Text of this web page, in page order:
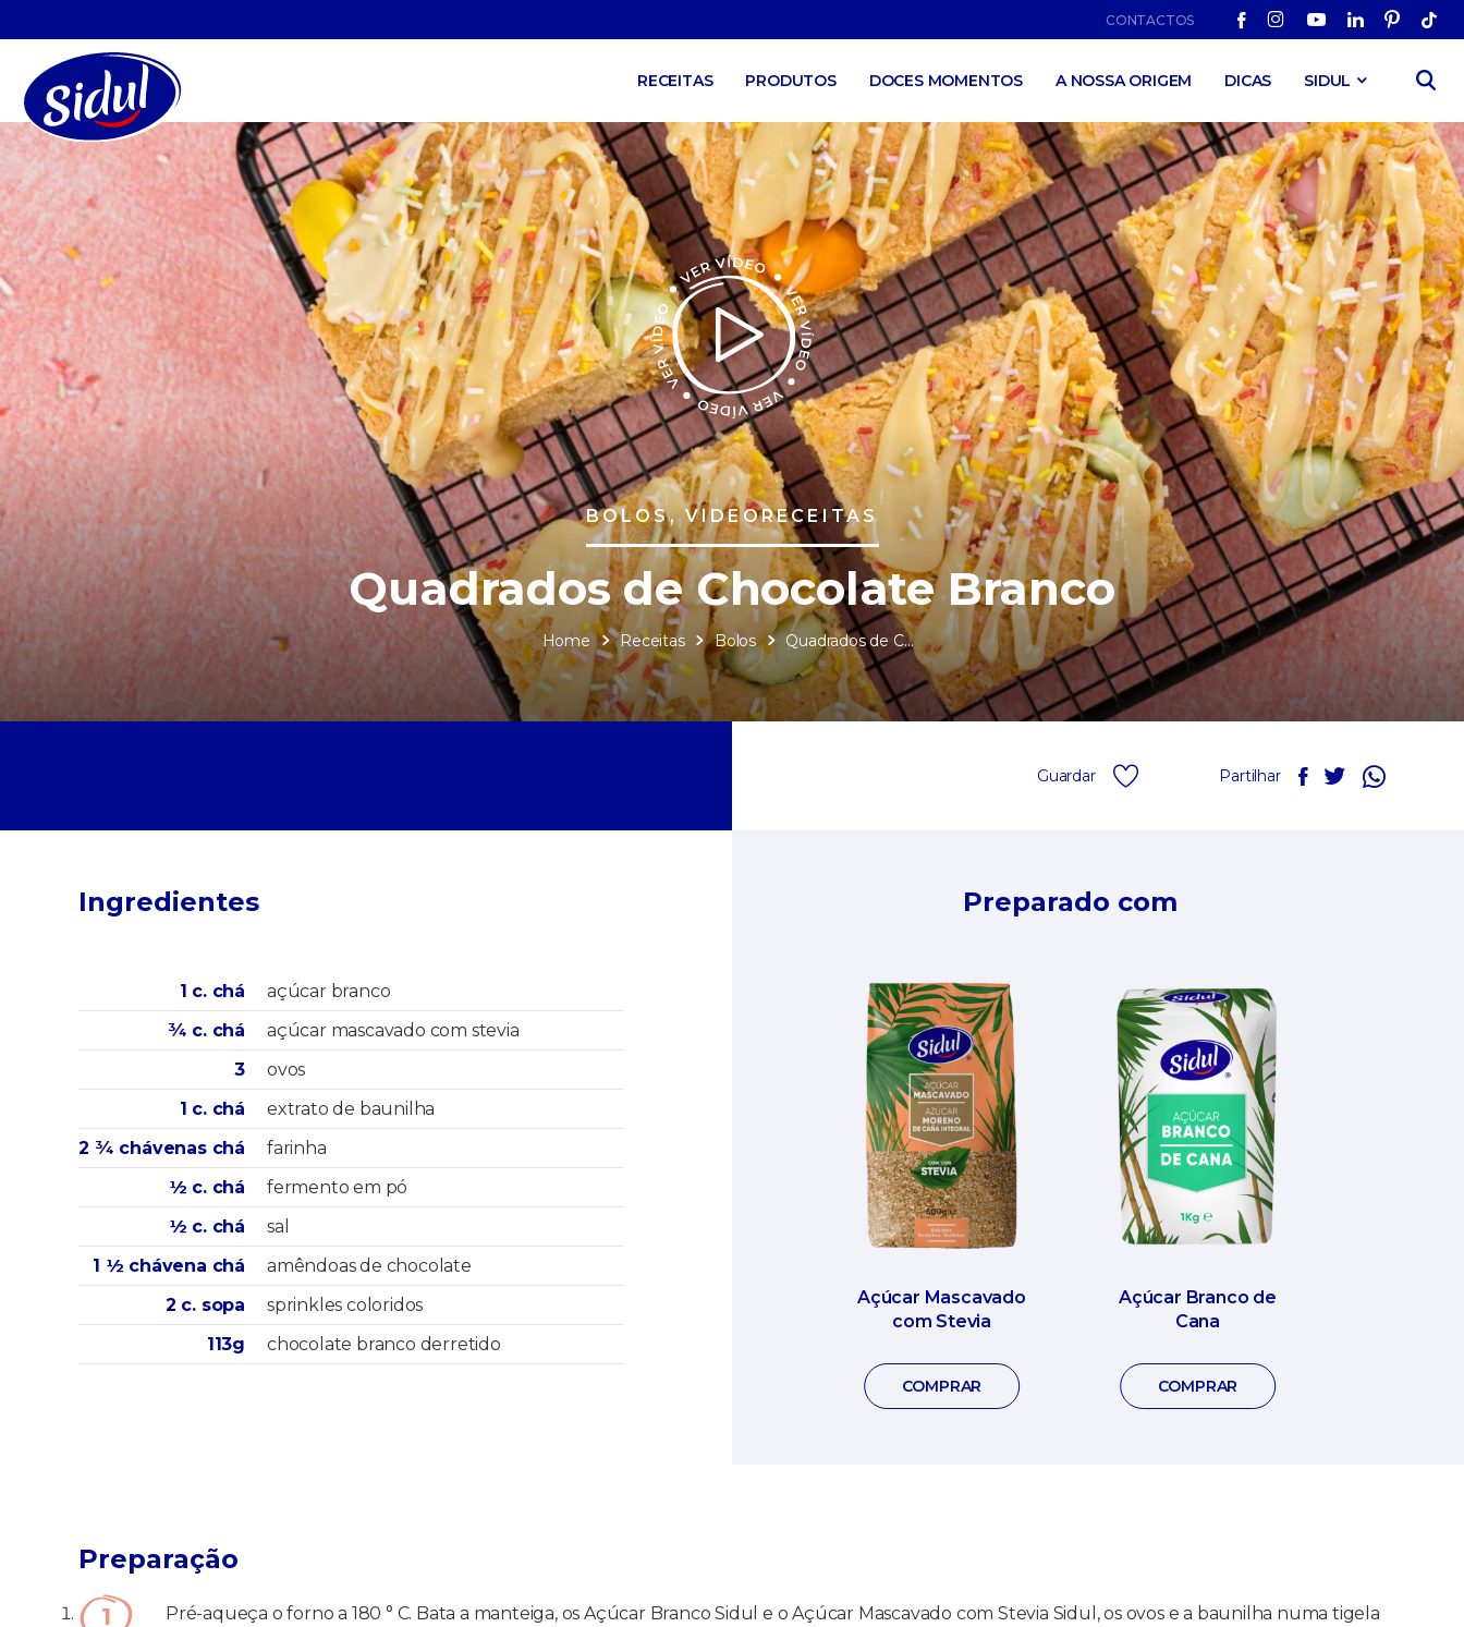
CONTACTOS
RECEITAS PRODUTOS DOCES MOMENTOS A NOSSA ORIGEM DICAS SIDUL
BOLOS, VIDEORECEITAS
Quadrados de Chocolate Branco
Home Receitas Bolos Quadrados de Chocolate Branco
Guardar Partilhar
Ingredientes
1 c. chá
açúcar branco
¾ c. chá
açúcar mascavado com stevia
3
ovos
1 c. chá
extrato de baunilha
2 ¾ chávenas chá
farinha
½ c. chá
fermento em pó
½ c. chá
sal
1 ½ chávena chá
amêndoas de chocolate
2 c. sopa
sprinkles coloridos
113g
chocolate branco derretido
Preparado com
Açúcar Mascavado
com Stevia
COMPRAR
Açúcar Branco de
Cana
COMPRAR
Preparação
Pré-aqueça o forno a 180 ° C. Bata a manteiga, os Açúcar Branco Sidul e o Açúcar Mascavado com Stevia Sidul, os ovos e a baunilha numa tigela